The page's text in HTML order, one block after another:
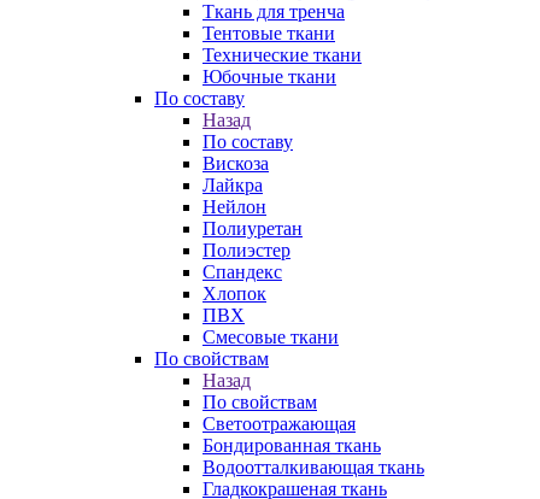
Ткань для тренча
Тентовые ткани
Технические ткани
Юбочные ткани
По составу
Назад
По составу
Вискоза
Лайкра
Нейлон
Полиуретан
Полиэстер
Спандекс
Хлопок
ПВХ
Смесовые ткани
По свойствам
Назад
По свойствам
Светоотражающая
Бондированная ткань
Водоотталкивающая ткань
Гладкокрашеная ткань